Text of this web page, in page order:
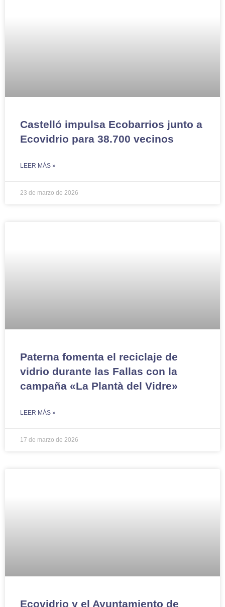
Castelló impulsa Ecobarrios junto a
Ecovidrio para 38.700 vecinos
LEER MÁS »
23 de marzo de 2026
Paterna fomenta el reciclaje de
vidrio durante las Fallas con la
campaña «La Plantà del Vidre»
LEER MÁS »
17 de marzo de 2026
Ecovidrio y el Ayuntamiento de